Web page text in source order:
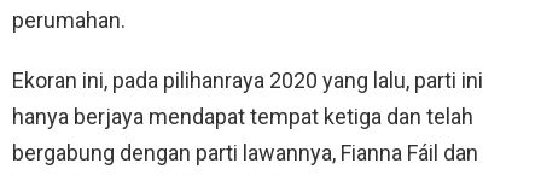
perumahan.
Ekoran ini, pada pilihanraya 2020 yang lalu, parti ini
hanya berjaya mendapat tempat ketiga dan telah
bergabung dengan parti lawannya, Fianna Fáil dan